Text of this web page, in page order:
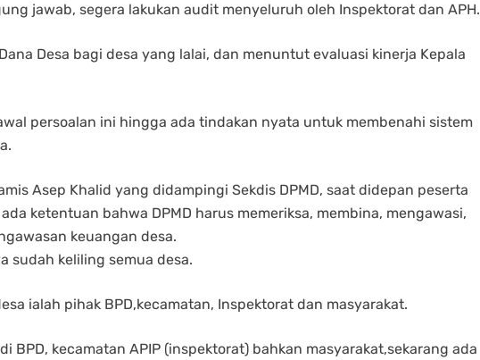
jawab, segera lakukan audit menyeluruh oleh Inspektorat dan APH.
Desa bagi desa yang lalai, dan menuntut evaluasi kinerja Kepala
persoalan ini hingga ada tindakan nyata untuk membenahi sistem
Asep Khalid yang didampingi Sekdis DPMD, saat didepan peserta
ketentuan bahwa DPMD harus memeriksa, membina, mengawasi,
keuangan desa.
sudah keliling semua desa.
ialah pihak BPD,kecamatan, Inspektorat dan masyarakat.
BPD, kecamatan APIP (inspektorat) bahkan masyarakat,sekarang ada